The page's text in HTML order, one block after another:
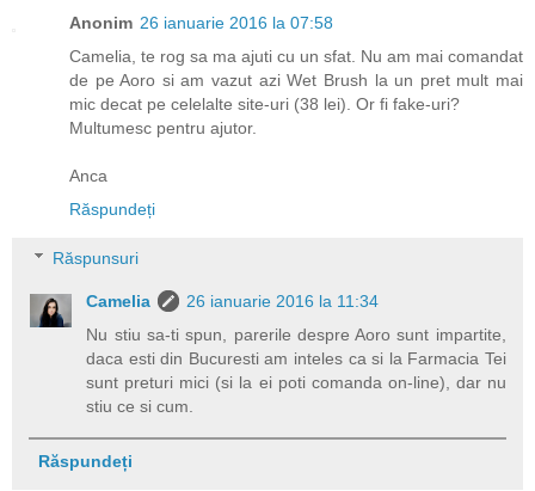
Anonim 26 ianuarie 2016 la 07:58
Camelia, te rog sa ma ajuti cu un sfat. Nu am mai comandat
de pe Aoro si am vazut azi Wet Brush la un pret mult mai
mic decat pe celelalte site-uri (38 lei). Or fi fake-uri?
Multumesc pentru ajutor.
Anca
Răspundeți
Răspunsuri
Camelia
26 ianuarie 2016 la 11:34
Nu stiu sa-ti spun, parerile despre Aoro sunt impartite,
daca esti din Bucuresti am inteles ca si la Farmacia Tei
sunt preturi mici (si la ei poti comanda on-line), dar nu
stiu ce si cum.
Răspundeți